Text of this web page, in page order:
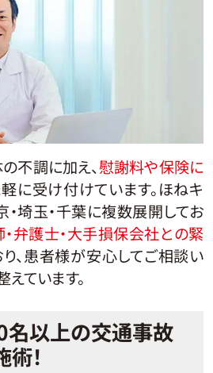
不調に加え、慰謝料や保険に
に受け付けています。ほねキ
・埼玉・千葉に複数展開してお
弁護士・大手損保会社との緊
、患者様が安心してご相談い
ています。
以上の交通事故
！